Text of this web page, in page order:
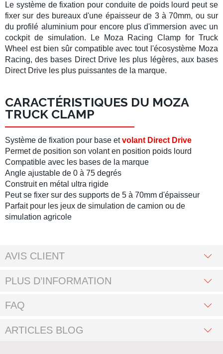
Le système de fixation pourconduite de poids lourd peut se
fixer sur des bureaux d'une épaisseur de 3 à 70mm, ou sur
du profilé aluminium pour encore plus d'immersion avec un
cockpit de simulation. Le
Moza Racing Clamp for Truck
Wheel est bien sûr compatible avec tout l'écosystème Moza
Racing, des bases Direct Driveles plus légères, aux bases
Direct Drive les plus puissantes de la marque.
CARACTÉRISTIQUES DU MOZA
TRUCK CLAMP
Système de fixation pour base etvolant Direct Drive
Permet de position son volant en position poids lourd
Compatible avec les bases de la marque
Angle ajustable de 0 à 75 degrés
Construit en métal ultra rigide
Peut se fixer sur des supports de 5 à 70mm d'épaisseur
Parfait pour les jeux de simulation de camion ou de
simulation agricole
AVIS CLIENT
PLUS D’INFORMATION
FAQ
ARTICLES BLOG